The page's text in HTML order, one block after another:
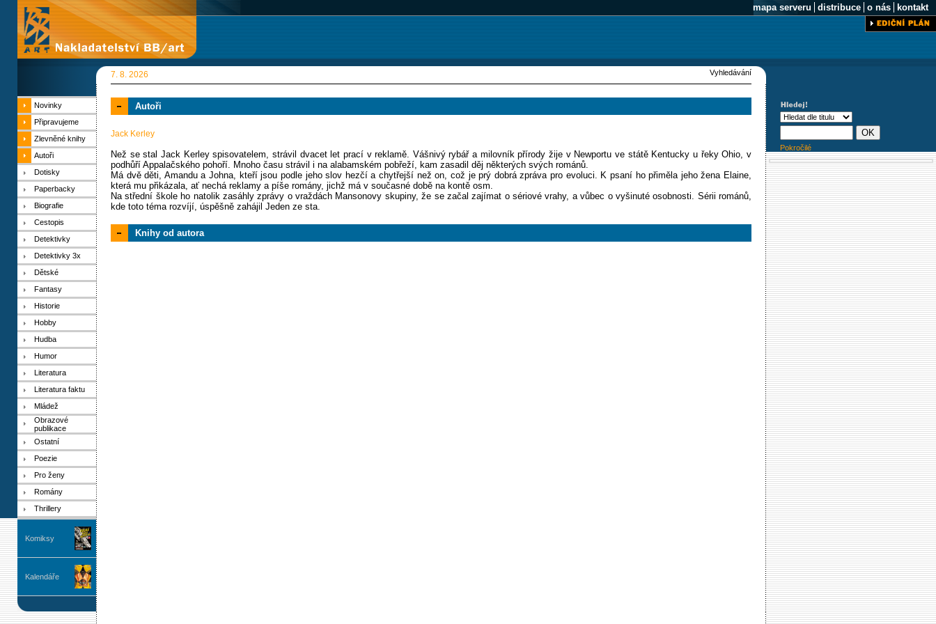
mapa serveru distribuce o nás kontakt
7. 8. 2026 Vyhledávání
Novinky
Připravujeme
Zlevněné knihy
Autoři
Dotisky
Paperbacky
Biografie
Cestopis
Detektivky
Detektivky 3x
Dětské
Fantasy
Historie
Hobby
Hudba
Humor
Literatura
Literatura faktu
Mládež
Obrazové
publikace
Ostatní
Poezie
Pro ženy
Romány
Thrillery
Komiksy
Kalendáře
Autoři
Jack Kerley
Než se stal Jack Kerley spisovatelem, strávil dvacet let prací v reklamě. Vášnivý rybář a milovník přírody žije v Newportu ve státě Kentucky u řeky Ohio, v
podhůří Appalačského pohoří. Mnoho času strávil i na alabamském pobřeží, kam zasadil děj některých svých románů.
Má dvě děti, Amandu a Johna, kteří jsou podle jeho slov hezčí a chytřejší než on, což je prý dobrá zpráva pro evoluci. K psaní ho přiměla jeho žena Elaine,
která mu přikázala, ať nechá reklamy a píše romány, jichž má v současné době na kontě osm.
Na střední škole ho natolik zasáhly zprávy o vraždách Mansonovy skupiny, že se začal zajímat o sériové vrahy, a vůbec o vyšinuté osobnosti. Sérii románů,
kde toto téma rozvíjí, úspěšně zahájil Jeden ze sta.
Knihy od autora
Pokročilé